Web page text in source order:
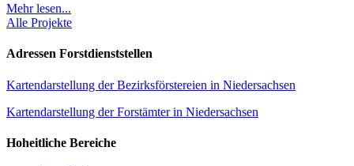
Mehr lesen...
Alle Projekte
Adressen Forstdienststellen
Kartendarstellung der Bezirksförstereien in Niedersachsen
Kartendarstellung der Forstämter in Niedersachsen
Hoheitliche Bereiche